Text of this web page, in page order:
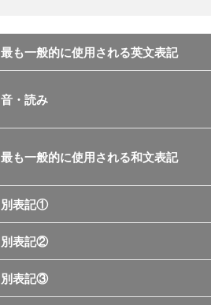
ト】
ーマ
ンポ
ー
エス
ティ
ショ
ン
最も一般的に使用される英文表記
音・読み
最も一般的に使用される和文表記
別表記①
別表記②
別表記③